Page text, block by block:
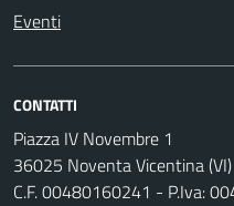
Eventi
CONTATTI
Piazza IV Novembre 1
36025 Noventa Vicentina (VI)
C.F. 00480160241 - P.Iva: